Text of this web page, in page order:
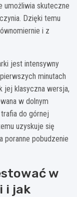
umożliwia skuteczne
Dzięki temu
i z
jest intensywny
minutach
jej klasyczna wersja,
w dolnym
do górnej
uzyskuje się
poranne pobudzenie
w
i jak